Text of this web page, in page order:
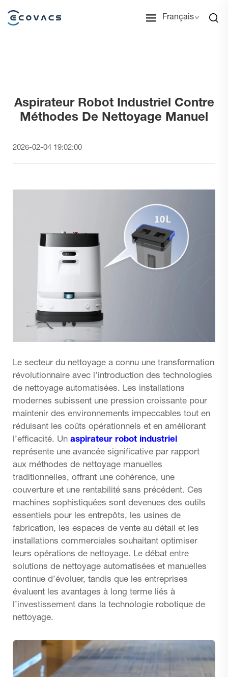
Français
Aspirateur Robot Industriel Contre
Méthodes De Nettoyage Manuel
2026-02-04 19:02:00
Le secteur du nettoyage a connu une transformation
révolutionnaire avec l’introduction des technologies
de nettoyage automatisées. Les installations
modernes subissent une pression croissante pour
maintenir des environnements impeccables tout en
réduisant les coûts opérationnels et en améliorant
l’efficacité. Un aspirateur robot industriel
représente une avancée significative par rapport
aux méthodes de nettoyage manuelles
traditionnelles, offrant une cohérence, une
couverture et une rentabilité sans précédent. Ces
machines sophistiquées sont devenues des outils
essentiels pour les entrepôts, les usines de
fabrication, les espaces de vente au détail et les
installations commerciales souhaitant optimiser
leurs opérations de nettoyage. Le débat entre
solutions de nettoyage automatisées et manuelles
continue d’évoluer, tandis que les entreprises
évaluent les avantages à long terme liés à
l’investissement dans la technologie robotique de
nettoyage.